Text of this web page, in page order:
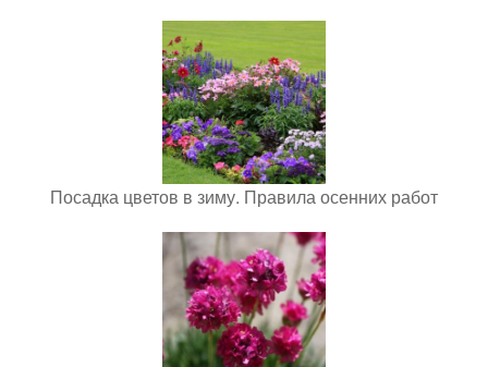
Посадка цветов в зиму. Правила осенних работ